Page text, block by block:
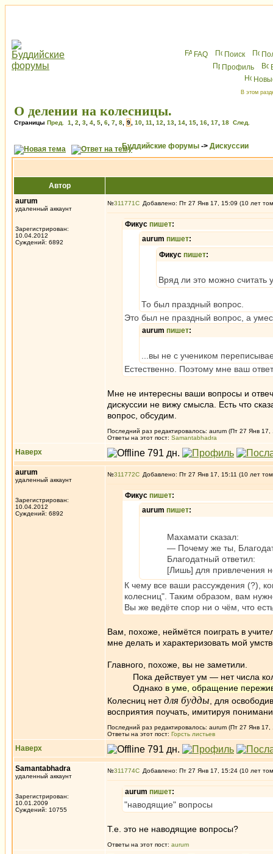
FAQ Поиск
Профиль
В этом
О делении на колесницы.
Страницы Пред. 1 2 3 4 5 6 7 8 9 10 11 12 13 14 15 16 17 18 След.
Буддийские форумы -> Дискуссии
Автор
aurum
удаленный аккаунт
Зарегистрирован:
10.04.2012
Суждений: 6892
№311771 Добавлено: Пт 27 Янв 17, 15:09 (10 лет
Фикус пишет:
aurum пишет:
Фикус пишет:
Вряд ли это можно считать
То был праздный вопрос.
Это был не праздный вопрос, а
aurum пишет:
...вы не с учеником
Естественно. Поэтому мне ваш
Мне не интересны ваши вопросы и
дискуссии не вижу смысла. Есть что
вопрос, обсудим.
Последний раз редактировалось: aurum (Пт 27 Янв 17,
Ответы на этот пост: Samantabhadra
Наверх
aurum
удаленный аккаунт
Зарегистрирован:
10.04.2012
Суждений: 6892
№311772 Добавлено: Пт 27 Янв 17, 15:11 (10 лет
Фикус пишет:
aurum пишет:
Махамати сказал:
— Почему же ты,
Благодатный ответил:
[Лишь] для привлечения
К чему все ваши рассуждения (?),
колесниц". Таким образом, вам
Вы же ведёте спор ни о чём, что
Вам, похоже, неймётся поиграть в
мне делать и характеризовать мой
Главного, похоже, вы не заметили.
Пока действует ум — нет числа
Однако в уме, обращение
Колесниц нетдля будды , для
восприятия поучать, имитируя
Последний раз редактировалось: aurum (Пт 27 Янв 17,
Ответы на этот пост: Горсть листьев
Наверх
Samantabhadra
удаленный аккаунт
Зарегистрирован:
10.01.2009
Суждений: 10755
№311774 Добавлено: Пт 27 Янв 17, 15:24 (10 лет
aurum пишет:
"наводящие" вопросы
Т.е. это не наводящие вопросы?
Ответы на этот пост: aurum